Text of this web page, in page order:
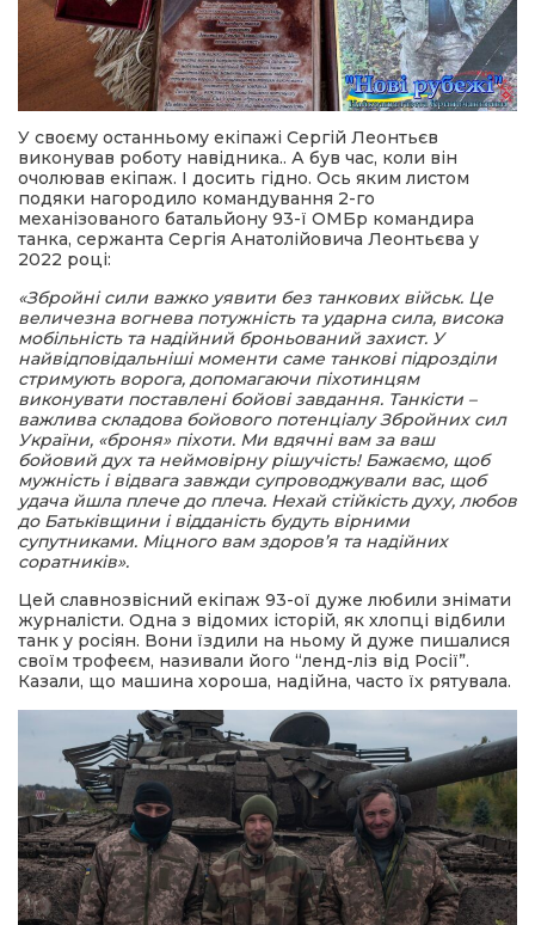
У своєму останньому екіпажі Сергій Леонтьєв
виконував роботу навідника.. А був час, коли він
очолював екіпаж. І досить гідно. Ось яким листом
подяки нагородило командування 2-го
механізованого батальйону 93-ї ОМБр командира
танка, сержанта Сергія Анатолійовича Леонтьєва у
2022 році:
«Збройні сили важко уявити без танкових військ. Це
величезна вогнева потужність та ударна сила, висока
мобільність та надійний броньований захист. У
найвідповідальніші моменти саме танкові підрозділи
стримують ворога, допомагаючи піхотинцям
виконувати поставлені бойові завдання. Танкісти –
важлива складова бойового потенціалу Збройних сил
України, «броня» піхоти. Ми вдячні вам за ваш
бойовий дух та неймовірну рішучість! Бажаємо, щоб
мужність і відвага завжди супроводжували вас, щоб
удача йшла плече до плеча. Нехай стійкість духу, любов
до Батьківщини і відданість будуть вірними
супутниками. Міцного вам здоров’я та надійних
соратників».
Цей славнозвісний екіпаж 93-ої дуже любили знімати
журналісти. Одна з відомих історій, як хлопці відбили
танк у росіян. Вони їздили на ньому й дуже пишалися
своїм трофеєм, називали його “ленд-ліз від Росії”.
Казали, що машина хороша, надійна, часто їх рятувала.